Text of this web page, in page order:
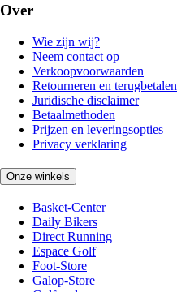
Over
Wie zijn wij?
Neem contact op
Verkoopvoorwaarden
Retourneren en terugbetalen
Juridische disclaimer
Betaalmethoden
Prijzen en leveringsopties
Privacy verklaring
Onze winkels
Basket-Center
Daily Bikers
Direct Running
Espace Golf
Foot-Store
Galop-Store